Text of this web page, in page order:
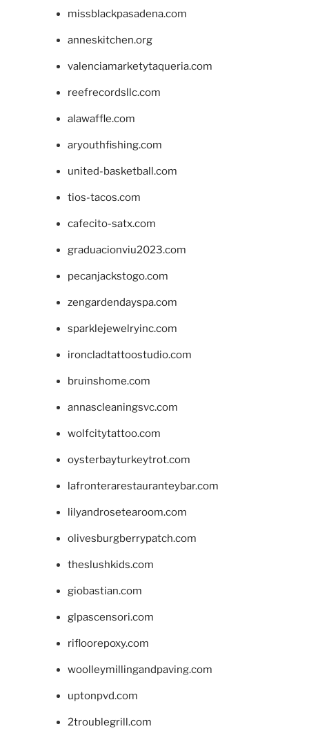
missblackpasadena.com
anneskitchen.org
valenciamarketytaqueria.com
reefrecordsllc.com
alawaffle.com
aryouthfishing.com
united-basketball.com
tios-tacos.com
cafecito-satx.com
graduacionviu2023.com
pecanjackstogo.com
zengardendayspa.com
sparklejewelryinc.com
ironcladtattoostudio.com
bruinshome.com
annascleaningsvc.com
wolfcitytattoo.com
oysterbayturkeytrot.com
lafronterarestauranteybar.com
lilyandrosetearoom.com
olivesburgberrypatch.com
theslushkids.com
giobastian.com
glpascensori.com
rifloorepoxy.com
woolleymillingandpaving.com
uptonpvd.com
2troublegrill.com